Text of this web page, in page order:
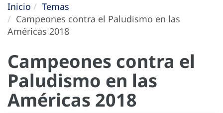
Inicio
Temas
Campeones contra el Paludismo en las
Américas 2018
Campeones contra el
Paludismo en las
Américas 2018